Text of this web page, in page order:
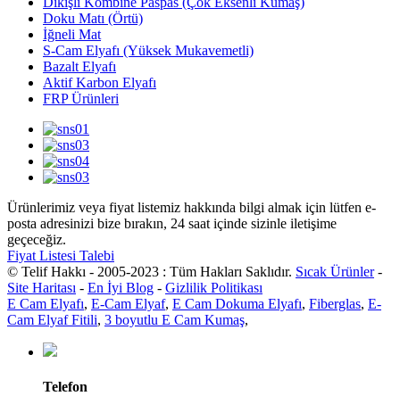
Doku Matı (Örtü)
İğneli Mat
S-Cam Elyafı (Yüksek Mukavemetli)
Bazalt Elyafı
Aktif Karbon Elyafı
FRP Ürünleri
Ürünlerimiz veya fiyat listemiz hakkında bilgi almak için lütfen e-
posta adresinizi bize bırakın, 24 saat içinde sizinle iletişime
geçeceğiz.
Fiyat Listesi Talebi
© Telif Hakkı - 2005-2023 : Tüm Hakları Saklıdır. Sıcak Ürünler-
Site Haritası - En İyi Blog - Gizlilik Politikası
E Cam Elyafı, E-Cam Elyaf, E Cam Dokuma Elyafı, Fiberglas, E-
Cam Elyaf Fitili, 3 boyutlu E Cam Kumaş,
Telefon